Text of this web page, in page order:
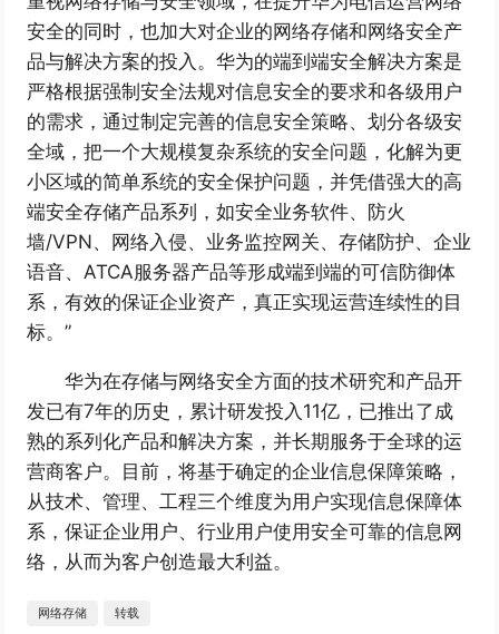
安全的同时，也加大对企业的网络存储和网络安全产
品与解决方案的投入。华为的端到端安全解决方案是
严格根据强制安全法规对信息安全的要求和各级用户
的需求，通过制定完善的信息安全策略、划分各级安
全域，把一个大规模复杂系统的安全问题，化解为更
小区域的简单系统的安全保护问题，并凭借强大的高
端安全存储产品系列，如安全业务软件、防火
墙/VPN、网络入侵、业务监控网关、存储防护、企业
语音、ATCA服务器产品等形成端到端的可信防御体
系，有效的保证企业资产，真正实现运营连续性的目
标。”
华为在存储与网络安全方面的技术研究和产品开
发已有7年的历史，累计研发投入11亿，已推出了成
熟的系列化产品和解决方案，并长期服务于全球的运
营商客户。目前，将基于确定的企业信息保障策略，
从技术、管理、工程三个维度为用户实现信息保障体
系，保证企业用户、行业用户使用安全可靠的信息网
络，从而为客户创造最大利益。
网络存储 转载